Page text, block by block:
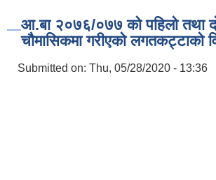
आ.बा २०७६/०७७ को पहिलो तथा
चौमासिकमा गरीएको लगतकट्टाको
Submitted on: Thu, 05/28/2020 - 13:36